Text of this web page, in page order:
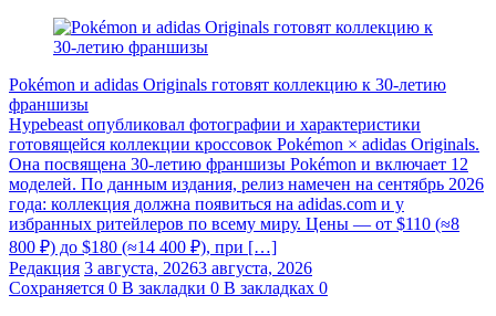
Pokémon и adidas Originals готовят коллекцию к 30-летию
франшизы
Hypebeast опубликовал фотографии и характеристики
готовящейся коллекции кроссовок Pokémon × adidas Originals.
Она посвящена 30-летию франшизы Pokémon и включает 12
моделей. По данным издания, релиз намечен на сентябрь 2026
года: коллекция должна появиться на adidas.com и у
избранных ритейлеров по всему миру. Цены — от $110 (≈8
800 ₽) до $180 (≈14 400 ₽), при […]
Редакция 3 августа, 20263 августа, 2026
Сохраняется 0 В закладки 0 В закладках 0